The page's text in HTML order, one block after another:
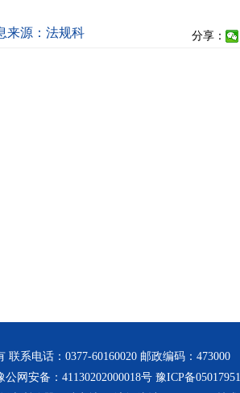
来源：法规科 分享：
联系电话：0377-60160020 邮政编码：473000
公网安备：41130202000018号 豫ICP备